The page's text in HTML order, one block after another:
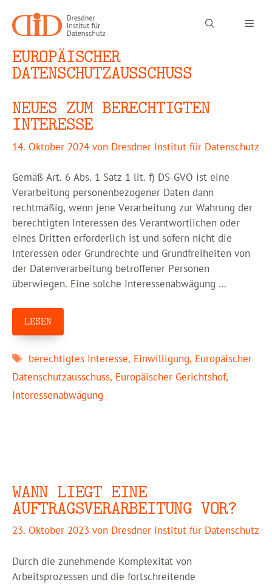
Inhalt
springen
EUROPÄISCHER
DATENSCHUTZAUSSCHUSS
NEUES ZUM BERECHTIGTEN
INTERESSE
14. Oktober 2024 von Dresdner Institut für Datenschutz
Gemäß Art. 6 Abs. 1 Satz 1 lit. f) DS-GVO ist eine
Verarbeitung personenbezogener Daten dann
rechtmäßig, wenn jene Verarbeitung zur Wahrung der
berechtigten Interessen des Verantwortlichen oder
eines Dritten erforderlich ist und sofern nicht die
Interessen oder Grundrechte und Grundfreiheiten von
der Datenverarbeitung betroffener Personen
überwiegen. Eine solche Interessenabwägung …
LESEN
Schlagwörter
berechtigtes Interesse, Einwilligung, Europäischer
Datenschutzausschuss, Europäischer Gerichtshof,
Interessenabwägung
WANN LIEGT EINE
AUFTRAGSVERARBEITUNG VOR?
23. Oktober 2023 von Dresdner Institut für Datenschutz
Durch die zunehmende Komplexität von
Arbeitsprozessen und die fortschreitende